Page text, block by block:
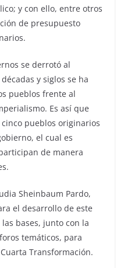
y con ello, entre otros
de presupuesto
se derrotó al
y siglos se ha
pueblos frente al
Es así que
pueblos originarios
el cual es
de manera
Sheinbaum Pardo,
el desarrollo de este
bases, junto con la
temáticos, para
Transformación.